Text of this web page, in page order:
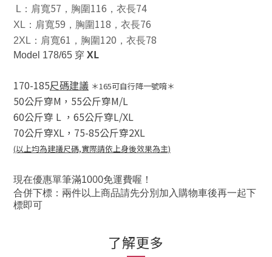
L ：肩寬57 ，胸圍 116 ，衣長74
XL ：肩寬59 ，胸圍 118 ，衣長76
2XL ：肩寬61 ，胸圍 120 ，衣長78
Model 178/65 穿 XL
170-185尺碼建議 ＊165可自行降一號唷＊
50公斤穿M， 55公斤穿M/L
60公斤穿 L ， 65公斤穿L/XL
70公斤穿XL， 75-85公斤穿2XL
(以上均為建議尺碼,實際請依上身後效果為主)
現在優惠單筆滿1000免運費喔！
合併下標：兩件以上商品請先分別加入購物車後再一起下
標即可
了解更多